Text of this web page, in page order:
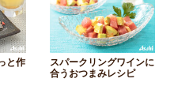
と作
スパークリングワインに
合うおつまみレシピ